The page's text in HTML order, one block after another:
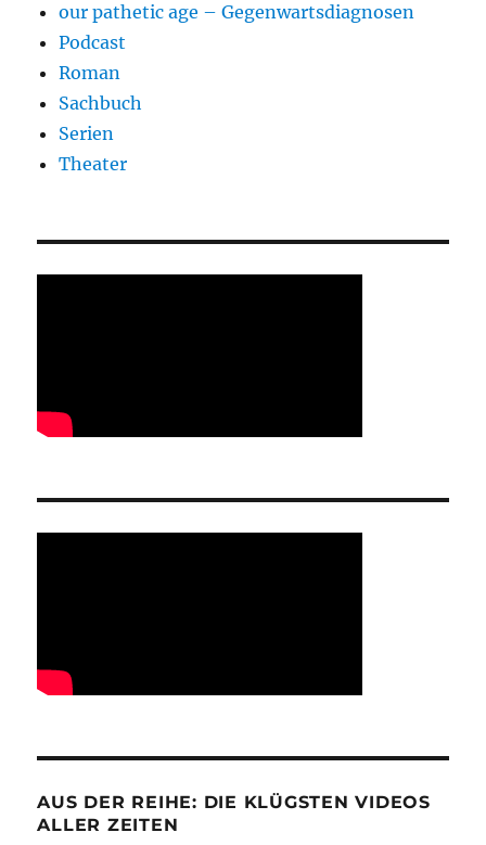
our pathetic age – Gegenwartsdiagnosen
Podcast
Roman
Sachbuch
Serien
Theater
AUS DER REIHE: DIE KLÜGSTEN VIDEOS
ALLER ZEITEN